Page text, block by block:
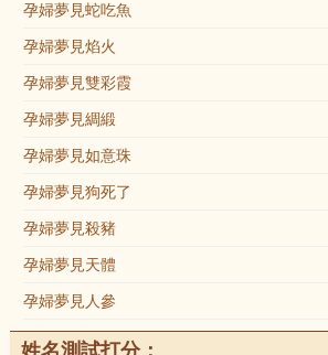
孕婦夢見蛇吃魚
孕婦夢見焰火
孕婦夢見雙彩霞
孕婦夢見綢緞
孕婦夢見如意珠
孕婦夢見狗死了
孕婦夢見殺豬
孕婦夢見天體
孕婦夢見人參
姓名測試打分：